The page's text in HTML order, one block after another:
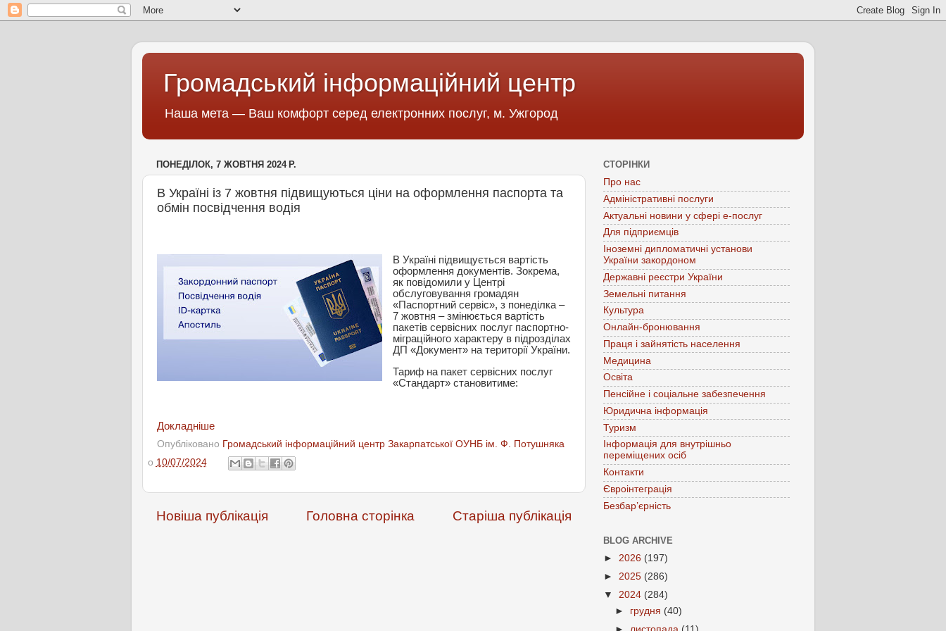
Громадський інформаційний центр
Наша мета — Ваш комфорт серед електронних послуг, м. Ужгород
ПОНЕДІЛОК, 7 ЖОВТНЯ 2024 Р.
В Україні із 7 жовтня підвищуються ціни на оформлення паспорта та
обмін посвідчення водія
В Україні підвищується вартість
оформлення документів. Зокрема,
як повідомили у Центрі
обслуговування громадян
«Паспортний сервіс», з понеділка –
7 жовтня – змінюється вартість
пакетів сервісних послуг паспортно-
міграційного характеру в підрозділах
ДП «Документ» на території України.
Тариф на пакет сервісних послуг
«Стандарт» становитиме:
Докладніше
Опубліковано Громадський інформаційний центр Закарпатської ОУНБ ім. Ф. Потушняка
о 10/07/2024
Новіша публікація Старіша публікація
Головна сторінка
СТОРІНКИ
Про нас
Адміністративні послуги
Актуальні новини у сфері е-послуг
Для підприємців
Іноземні дипломатичні установи
України закордоном
Державні реєстри України
Земельні питання
Культура
Онлайн-бронювання
Праця і зайнятість населення
Медицина
Освіта
Пенсійне і соціальне забезпечення
Юридична інформація
Туризм
Інформація для внутрішньо
переміщених осіб
Контакти
Євроінтеграція
Безбар’єрність
BLOG ARCHIVE
► 2026 (197)
► 2025 (286)
▼ 2024 (284)
► грудня (40)